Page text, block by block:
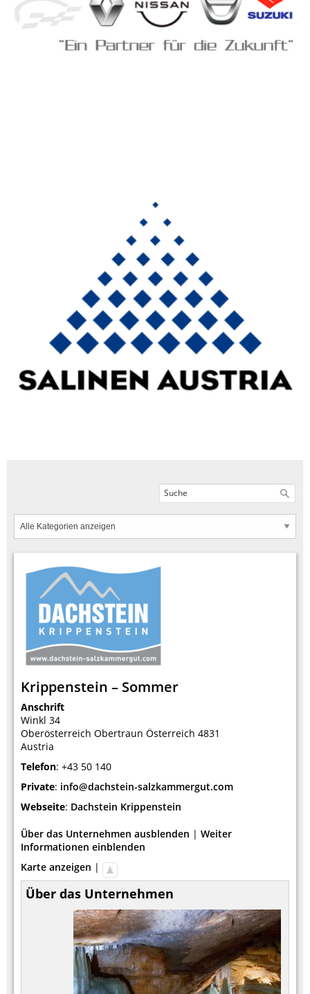
Krippenstein – Sommer
Anschrift
Winkl 34
Oberösterreich Obertraun Österreich 4831
Austria
Telefon: +43 50 140
Private: info@dachstein-salzkammergut.com
Webseite: Dachstein Krippenstein
Über das Unternehmen ausblenden | Weiter
Informationen einblenden
Karte anzeigen |
Über das Unternehmen